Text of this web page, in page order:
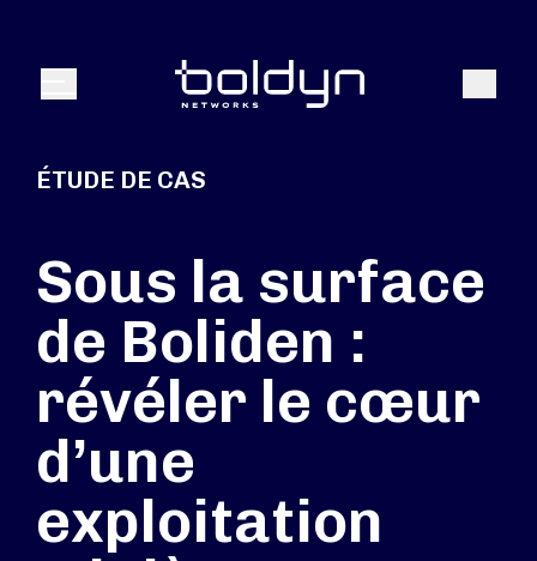
Menu
ÉTUDE DE CAS
Sous la surface
de Boliden :
révéler le cœur
d’une
exploitation